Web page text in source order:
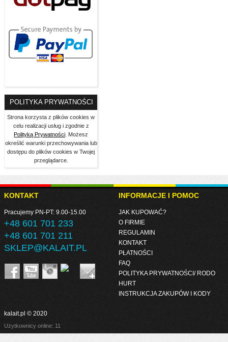
POLITYKA PRYWATNOŚCI
Strona korzysta z plików cookies w
celu realizacji usług i zgodnie z
Polityką Prywatności . Możesz
określić warunki przechowywania lub
dostępu do plików cookies w Twojej
przeglądarce.
KONTAKT
Pracujemy PN-PT: 9.00-15.00
+48 601 701 233
+48 601 701 211
SKLEP@KALAIT.PL
INFORMACJE I POMOC
JAK KUPOWAĆ?
O FIRMIE
REGULAMIN
KONTAKT
PŁATNOŚCI
FAQ
POLITYKA PRYWATNOŚCI/ RODO
HURT
INSTRUKCJA ZAKUPÓW I KODY
kalait.pl © 2020
Użytkownicy online: 11